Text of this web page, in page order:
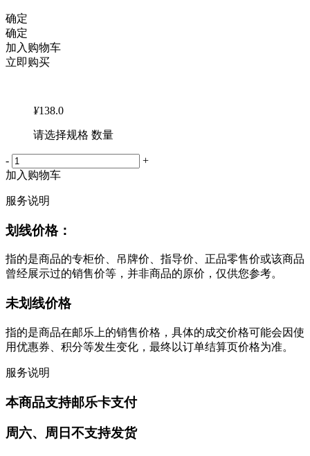
确定
确定
加入购物车
立即购买
¥138.0
请选择规格 数量
-
+
加入购物车
服务说明
划线价格：
指的是商品的专柜价、吊牌价、指导价、正品零售价或该商品
曾经展示过的销售价等，并非商品的原价，仅供您参考。
未划线价格
指的是商品在邮乐上的销售价格，具体的成交价格可能会因使
用优惠券、积分等发生变化，最终以订单结算页价格为准。
服务说明
本商品支持邮乐卡支付
周六、周日不支持发货